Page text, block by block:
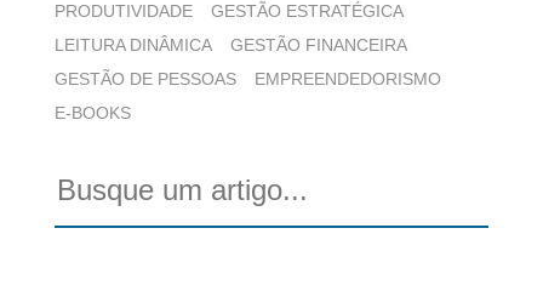
PRODUTIVIDADE
GESTÃO ESTRATÉGICA
LEITURA DINÂMICA
GESTÃO FINANCEIRA
GESTÃO DE PESSOAS
EMPREENDEDORISMO
E-BOOKS